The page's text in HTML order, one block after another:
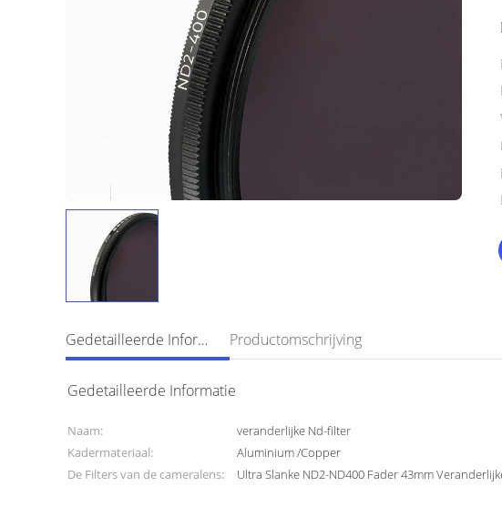
Gedetailleerde Informatie Productomschrijving
Gedetailleerde Informatie
Naam: veranderlijke Nd-filter
Kadermateriaal:
Aluminium /Copper
De Filters van de cameralens:
Ultra Slanke ND2-ND400 Fader 43mm